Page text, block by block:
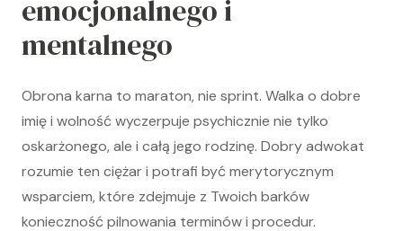
emocjonalnego i
mentalnego
Obrona karna to maraton, nie sprint. Walka o dobre
imię i wolność wyczerpuje psychicznie nie tylko
oskarżonego, ale i całą jego rodzinę. Dobry adwokat
rozumie ten ciężar i potrafi być merytorycznym
wsparciem, które zdejmuje z Twoich barków
konieczność pilnowania terminów i procedur.